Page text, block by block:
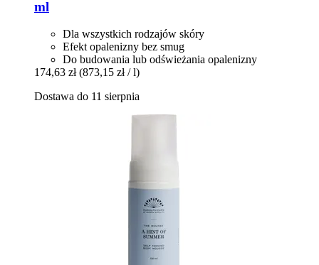
ml
Dla wszystkich rodzajów skóry
Efekt opalenizny bez smug
Do budowania lub odświeżania opalenizny
174,63 zł (873,15 zł / l)
Dostawa do 11 sierpnia